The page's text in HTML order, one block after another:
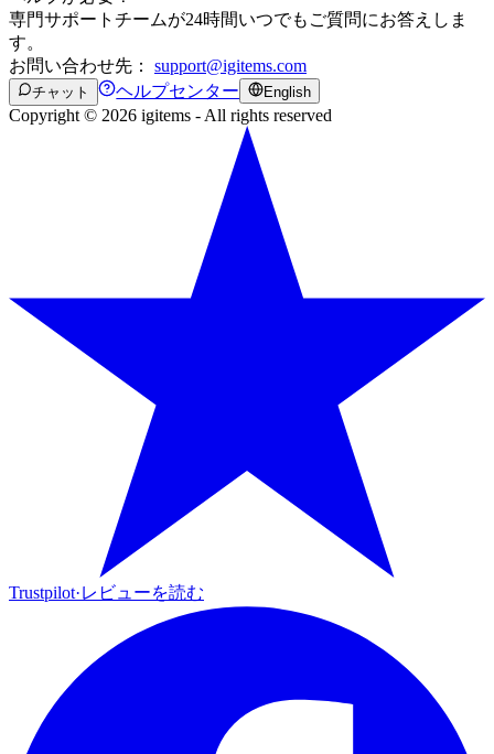
専門サポートチームが24時間いつでもご質問にお答えしま
す。
お問い合わせ先： support@igitems.com
チャット ヘルプセンター English
Copyright © 2026 igitems - All rights reserved
Trustpilot· レビューを読む